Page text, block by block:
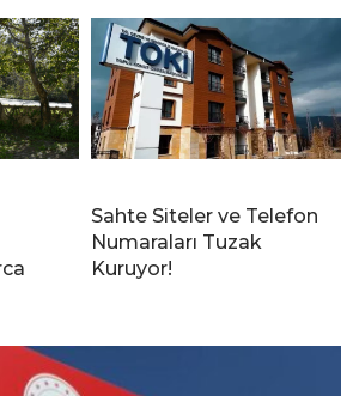
Sahte Siteler ve Telefon
Numaraları Tuzak
Kuruyor!